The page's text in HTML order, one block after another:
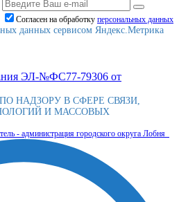
Согласен на обработку персональныx данных
данных сервисом Яндекс.Метрика
ЭЛ-№ФС77-79306 от
НАДЗОРУ В СФЕРЕ СВЯЗИ,
И МАССОВЫХ
- администрация городского округа Лобня